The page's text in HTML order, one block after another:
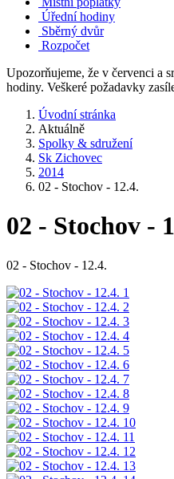
Úřední hodiny
Sběrný dvůr
Rozpočet
Upozorňujeme, že v červenci a
hodiny. Veškeré požadavky
Úvodní stránka
Aktuálně
Spolky & sdružení
Sk Zichovec
2014
02 - Stochov - 12.4.
02 - Stochov -
02 - Stochov - 12.4.